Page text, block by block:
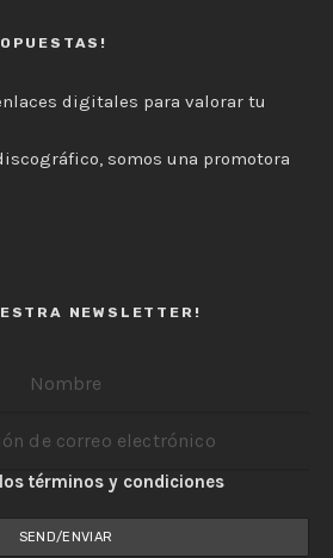
digitales para valorar tu
somos una promotora
NEWSLETTER!
términos y condiciones